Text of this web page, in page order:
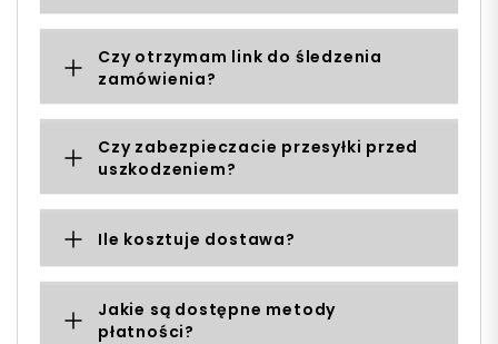
Czy otrzymam link do śledzenia
zamówienia?
Czy zabezpieczacie przesyłki przed
uszkodzeniem?
Ile kosztuje dostawa?
Jakie są dostępne metody
płatności?